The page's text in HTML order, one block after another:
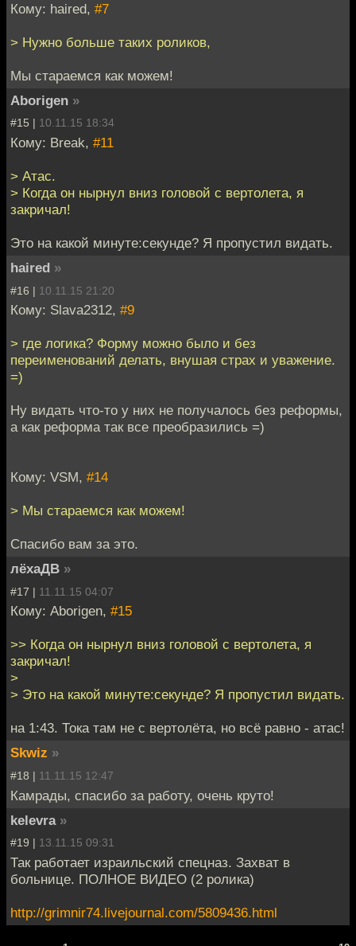
Кому: haired, #7
> Нужно больше таких роликов,
Мы стараемся как можем!
Aborigen »
#15 | 10.11.15 18:34
Кому: Break, #11
> Атас.
> Когда он нырнул вниз головой с вертолета, я
закричал!
Это на какой минуте:секунде? Я пропустил видать.
haired »
#16 | 10.11.15 21:20
Кому: Slava2312, #9
> где логика? Форму можно было и без
переименований делать, внушая страх и уважение.
=)
Ну видать что-то у них не получалось без реформы,
а как реформа так все преобразились =)
Кому: VSM, #14
> Мы стараемся как можем!
Спасибо вам за это.
лёхаДВ »
#17 | 11.11.15 04:07
Кому: Aborigen, #15
>> Когда он нырнул вниз головой с вертолета, я
закричал!
>
> Это на какой минуте:секунде? Я пропустил видать.
на 1:43. Тока там не с вертолёта, но всё равно - атас!
Skwiz »
#18 | 11.11.15 12:47
Камрады, спасибо за работу, очень круто!
kelevra »
#19 | 13.11.15 09:31
Так работает израильский спецназ. Захват в
больнице. ПОЛНОЕ ВИДЕО (2 ролика)
http://grimnir74.livejournal.com/5809436.html